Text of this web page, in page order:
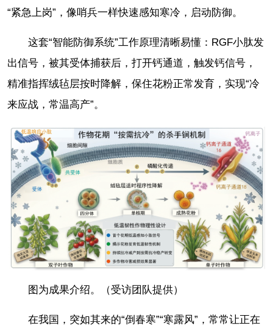
“紧急上岗”，像哨兵一样快速感知寒冷，启动防御。
这套“智能防御系统”工作原理清晰易懂：RGF小肽发
出信号，被其受体捕获后，打开钙通道，触发钙信号，
精准指挥绒毡层按时降解，保住花粉正常发育，实现“冷
来应战，常温高产”。
图为成果介绍。（受访团队提供）
在我国，突如其来的“倒春寒”“寒露风”，常常让正在